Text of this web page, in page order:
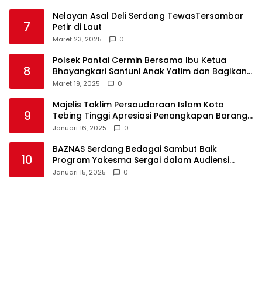
7
Nelayan Asal Deli Serdang TewasTersambar
Petir di Laut
Maret 23, 2025 0
8
Polsek Pantai Cermin Bersama Ibu Ketua
Bhayangkari Santuni Anak Yatim dan Bagikan
Takjil
Maret 19, 2025 0
9
Majelis Taklim Persaudaraan Islam Kota
Tebing Tinggi Apresiasi Penangkapan Barang
Haram
Januari 16, 2025 0
10
BAZNAS Serdang Bedagai Sambut Baik
Program Yakesma Sergai dalam Audiensi
Perkenalan Pengurus Baru
Januari 15, 2025 0